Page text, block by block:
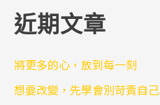
鍵
:
近期文章
將更多的心，放到每一刻
想要改變，先學會別苛責自己